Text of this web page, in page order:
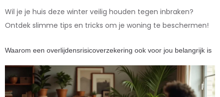
Wil je je huis deze winter veilig houden tegen inbraken?
Ontdek slimme tips en tricks om je woning te beschermen!
Waarom een overlijdensrisicoverzekering ook voor jou belangrijk is